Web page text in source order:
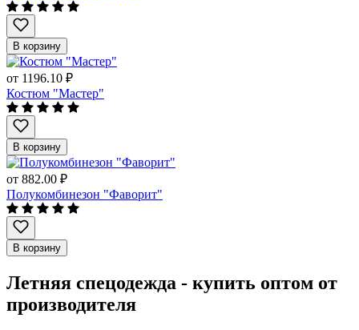
В корзину
от 1196.10 ₽
Костюм "Мастер"
В корзину
от 882.00 ₽
Полукомбинезон "Фаворит"
В корзину
Летняя спецодежда - купить оптом от
производителя